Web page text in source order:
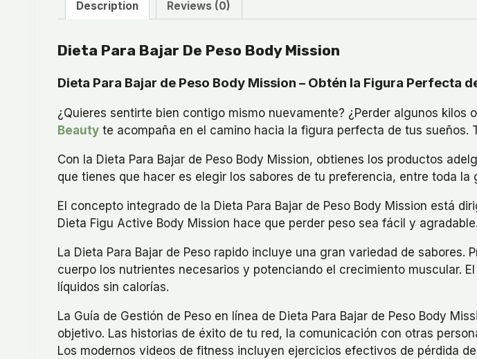
Description Reviews (0)
Dieta Para Bajar De Peso Body Mission
Dieta Para Bajar de Peso Body Mission – Obtén la Figura Perfecta
¿Quieres sentirte bien contigo mismo nuevamente? ¿Perder algunos kilos
Beauty te acompaña en el camino hacia la figura perfecta de tus
Con la Dieta Para Bajar de Peso Body Mission, obtienes los productos
que tienes que hacer es elegir los sabores de tu preferencia, entre toda la
El concepto integrado de la Dieta Para Bajar de Peso Body Mission está
Dieta Figu Active Body Mission hace que perder peso sea fácil y agradable.
La Dieta Para Bajar de Peso rapido incluye una gran variedad de
cuerpo los nutrientes necesarios y potenciando el crecimiento muscular. El
líquidos sin calorías.
La Guía de Gestión de Peso en línea de Dieta Para Bajar de Peso Body
objetivo. Las historias de éxito de tu red, la comunicación con otras
Los modernos videos de fitness incluyen ejercicios efectivos de pérdida